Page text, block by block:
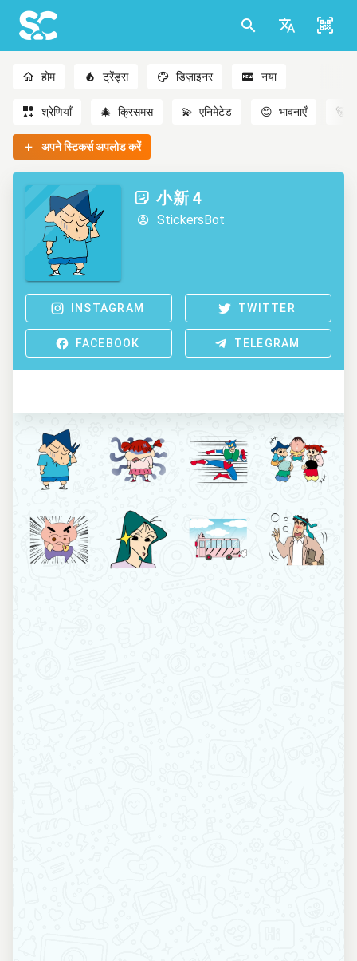
होम ट्रेंड्स डिज़ाइनर नया
श्रेणियाँ 🎄 क्रिसमस 💫 एनिमेटेड 😊 भावनाएँ 🐻
अपने स्टिकर्स अपलोड करें
小新 4
StickersBot
INSTAGRAM TWITTER
FACEBOOK TELEGRAM